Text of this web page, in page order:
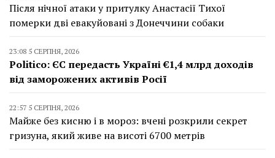
Після нічної атаки у притулку Анастасії Тихої
померки дві евакуйовані з Донеччини собаки
23:08 5 СЕРПНЯ, 2026
Politico: ЄС передасть Україні €1,4 млрд доходів
від заморожених активів Росії
22:57 5 СЕРПНЯ, 2026
Майже без кисню і в мороз: вчені розкрили секрет
гризуна, який живе на висоті 6700 метрів